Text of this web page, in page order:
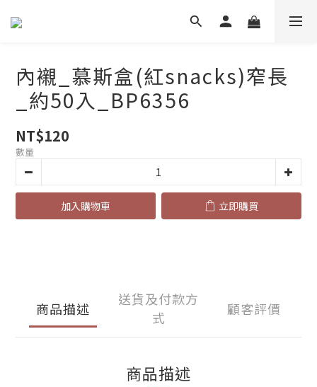
內襯_慕斯盒(紅snacks)窄長
_約50入_BP6356
NT$120
數量
加入購物車 立即購買
商品描述
送貨及付款方
式
顧客評價
商品描述